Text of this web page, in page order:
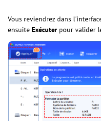
Vous reviendrez dans
ensuite Exécuter pour valider